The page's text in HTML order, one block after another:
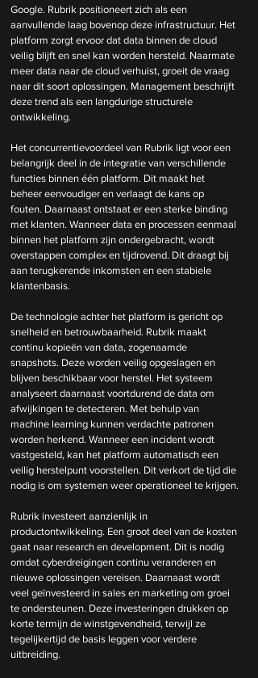
Google. Rubrik positioneert zich als een
aanvullende laag bovenop deze infrastructuur. Het
platform zorgt ervoor dat data binnen de cloud
veilig blijft en snel kan worden hersteld. Naarmate
meer data naar de cloud verhuist, groeit de vraag
naar dit soort oplossingen. Management beschrijft
deze trend als een langdurige structurele
ontwikkeling.
Het concurrentievoordeel van Rubrik ligt voor een
belangrijk deel in de integratie van verschillende
functies binnen één platform. Dit maakt het
beheer eenvoudiger en verlaagt de kans op
fouten. Daarnaast ontstaat er een sterke binding
met klanten. Wanneer data en processen eenmaal
binnen het platform zijn ondergebracht, wordt
overstappen complex en tijdrovend. Dit draagt bij
aan terugkerende inkomsten en een stabiele
klantenbasis.
De technologie achter het platform is gericht op
snelheid en betrouwbaarheid. Rubrik maakt
continu kopieën van data, zogenaamde
snapshots. Deze worden veilig opgeslagen en
blijven beschikbaar voor herstel. Het systeem
analyseert daarnaast voortdurend de data om
afwijkingen te detecteren. Met behulp van
machine learning kunnen verdachte patronen
worden herkend. Wanneer een incident wordt
vastgesteld, kan het platform automatisch een
veilig herstelpunt voorstellen. Dit verkort de tijd die
nodig is om systemen weer operationeel te krijgen.
Rubrik investeert aanzienlijk in
productontwikkeling. Een groot deel van de kosten
gaat naar research en development. Dit is nodig
omdat cyberdreigingen continu veranderen en
nieuwe oplossingen vereisen. Daarnaast wordt
veel geïnvesteerd in sales en marketing om groei
te ondersteunen. Deze investeringen drukken op
korte termijn de winstgevendheid, terwijl ze
tegelijkertijd de basis leggen voor verdere
uitbreiding.